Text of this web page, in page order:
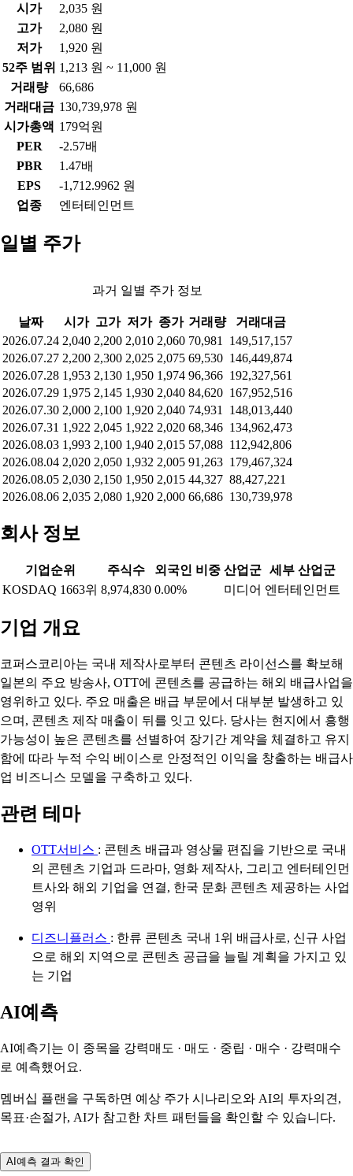
시가
2,035 원
고가
2,080 원
저가
1,920 원
52주 범위 1,213 원 ~ 11,000 원
거래량
66,686
거래대금 130,739,978 원
시가총액 179억원
PER
-2.57배
PBR
1.47배
EPS
-1,712.9962 원
업종
엔터테인먼트
일별 주가
과거 일별 주가 정보
날짜 시가 고가 저가 종가 거래량
거래대금
2026.07.24 2,040 2,200 2,010 2,060 70,981
149,517,157
2026.07.27 2,200 2,300 2,025 2,075 69,530 146,449,874
2026.07.28 1,953 2,130 1,950 1,974 96,366 192,327,561
2026.07.29 1,975 2,145 1,930 2,040 84,620 167,952,516
2026.07.30 2,000 2,100 1,920 2,040 74,931
148,013,440
2026.07.31 1,922 2,045 1,922 2,020 68,346 134,962,473
2026.08.03 1,993 2,100 1,940 2,015 57,088 112,942,806
2026.08.04 2,020 2,050 1,932 2,005 91,263 179,467,324
2026.08.05 2,030 2,150 1,950 2,015 44,327 88,427,221
2026.08.06 2,035 2,080 1,920 2,000 66,686 130,739,978
회사 정보
기업순위 주식수 외국인 비중 산업군 세부 산업군
KOSDAQ 1663위 8,974,830 0.00% 미디어 엔터테인먼트
기업 개요
코퍼스코리아는 국내 제작사로부터 콘텐츠 라이선스를 확보해
일본의 주요 방송사, OTT에 콘텐츠를 공급하는 해외 배급사업을
영위하고 있다. 주요 매출은 배급 부문에서 대부분 발생하고 있
으며, 콘텐츠 제작 매출이 뒤를 잇고 있다. 당사는 현지에서 흥행
가능성이 높은 콘텐츠를 선별하여 장기간 계약을 체결하고 유지
함에 따라 누적 수익 베이스로 안정적인 이익을 창출하는 배급사
업 비즈니스 모델을 구축하고 있다.
관련 테마
OTT서비스 : 콘텐츠 배급과 영상물 편집을 기반으로 국내
의 콘텐츠 기업과 드라마, 영화 제작사, 그리고 엔터테인먼
트사와 해외 기업을 연결, 한국 문화 콘텐츠 제공하는 사업
영위
디즈니플러스 : 한류 콘텐츠 국내 1위 배급사로, 신규 사업
으로 해외 지역으로 콘텐츠 공급을 늘릴 계획을 가지고 있
는 기업
AI예측
AI예측기는 이 종목을 강력매도 · 매도 · 중립 · 매수 · 강력매수
로 예측했어요.
멤버십 플랜을 구독하면 예상 주가 시나리오와 AI의 투자의견,
목표·손절가, AI가 참고한 차트 패턴들을 확인할 수 있습니다.
AI예측 결과 확인